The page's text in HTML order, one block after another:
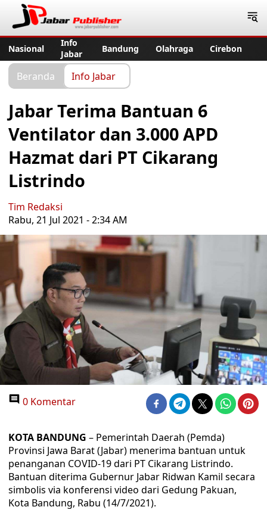
Nasional
Info
Jabar
Bandung Olahraga Cirebon
Beranda Info Jabar
Jabar Terima Bantuan 6
Ventilator dan 3.000 APD
Hazmat dari PT Cikarang
Listrindo
Tim Redaksi
Rabu, 21 Jul 2021 - 2:34 AM
0 Komentar
KOTA BANDUNG – Pemerintah Daerah (Pemda)
Provinsi Jawa Barat (Jabar) menerima bantuan untuk
penanganan COVID-19 dari PT Cikarang Listrindo.
Bantuan diterima Gubernur Jabar Ridwan Kamil secara
simbolis via konferensi video dari Gedung Pakuan,
Kota Bandung, Rabu (14/7/2021).